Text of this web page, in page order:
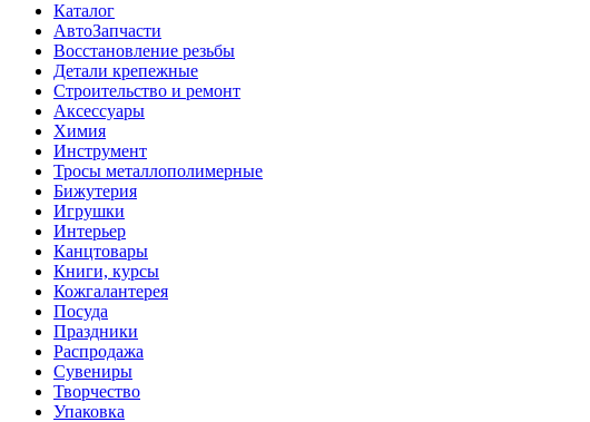
Каталог
АвтоЗапчасти
Восстановление резьбы
Детали крепежные
Строительство и ремонт
Аксессуары
Химия
Инструмент
Тросы металлополимерные
Бижутерия
Игрушки
Интерьер
Канцтовары
Книги, курсы
Кожгалантерея
Посуда
Праздники
Распродажа
Сувениры
Творчество
Упаковка